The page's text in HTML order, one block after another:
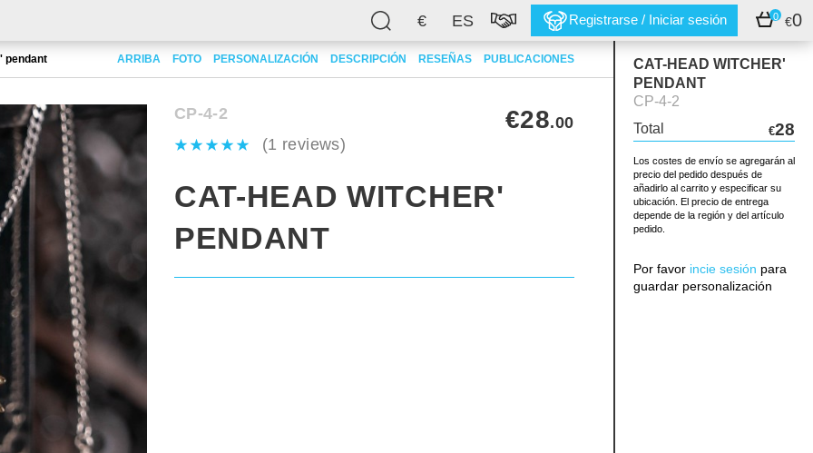
€ ES Registrarse / Iniciar sesión 0 €0
pendant ARRIBA FOTO PERSONALIZACIÓN DESCRIPCIÓN RESEÑAS PUBLICACIONES
CAT-HEAD WITCHER'
PENDANT
CP-4-2
Total
€28
Los costes de envío se agregarán al
precio del pedido después de
añadirlo al carrito y especificar su
ubicación. El precio de entrega
depende de la región y del artículo
pedido.
Por favor incie sesión para
guardar personalización
CP-4-2
(1 reviews)
€28.00
CAT-HEAD WITCHER'
PENDANT